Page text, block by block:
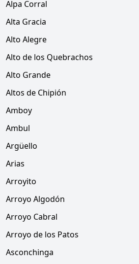
Alpa Corral
Alta Gracia
Alto Alegre
Alto de los Quebrachos
Alto Grande
Altos de Chipión
Amboy
Ambul
Argüello
Arias
Arroyito
Arroyo Algodón
Arroyo Cabral
Arroyo de los Patos
Asconchinga